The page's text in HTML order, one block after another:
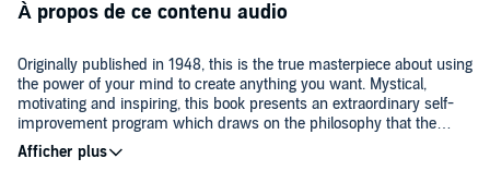
À propos de ce contenu audio
Originally published in 1948, this is the true masterpiece about using
the power of your mind to create anything you want. Mystical,
motivating and inspiring, this book presents an extraordinary self-
improvement program which draws on the philosophy that the
energy of the subconscious mind can help individuals achieve any
goal. This book has helped countless people attain both personal